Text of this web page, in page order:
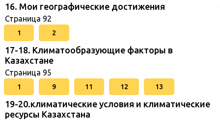
16. Мои географические достижения
Страница 92
1 2
17-18. Климатообразующие факторы в
Казахстане
Страница 95
1 9 11 12 13
19-20.климатические условия и климатические
ресурсы Казахстана